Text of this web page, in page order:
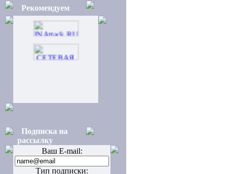
Рекомендуем
Подписка на
рассылку
Ваш E-mail:
Тип подписки: